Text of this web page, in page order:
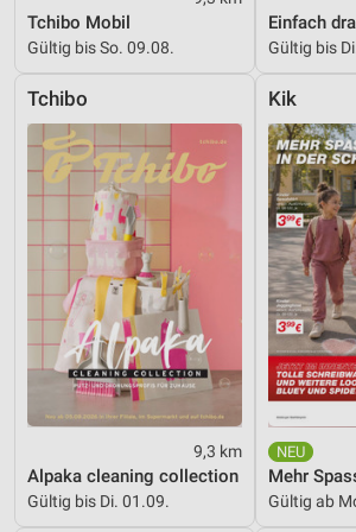
Tchibo Mobil
Gültig bis So. 09.08.
Einfach
Gültig bis
Tchibo
9,3 km
Alpaka cleaning collection
Gültig bis Di. 01.09.
Kik
Mehr
Gültig ab
Verwendung genauer Standortdaten
Geräte anhand von aktiv angeforderten
Nicht-IAB-Verarbeitungszwecke:
Notwendig
Performance
Funktional
Werbung